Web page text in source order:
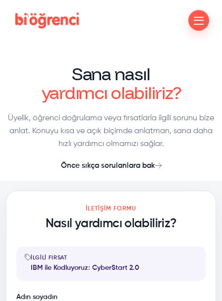
Sana nasıl
yardımcı olabiliriz?
Üyelik, öğrenci doğrulama veya fırsatlarla ilgili sorunu bize
anlat. Konuyu kısa ve açık biçimde anlatman, sana daha
hızlı yardımcı olmamızı sağlar.
Önce sıkça sorulanlara bak
İLETIŞIM FORMU
Nasıl yardımcı olabiliriz?
İLGILI FIRSAT
IBM ile Kodluyoruz: CyberStart 2.0
Adın soyadın